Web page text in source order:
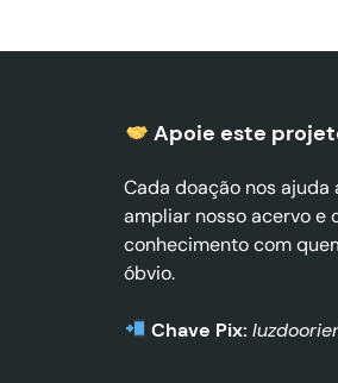
Apoie este
Cada doação nos
ampliar nosso acervo
conhecimento com
óbvio.
Chave Pix: